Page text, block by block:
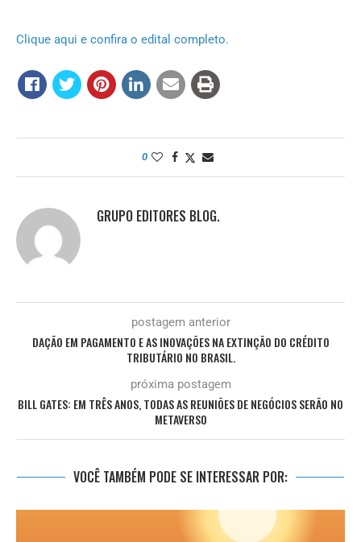
Clique aqui e confira o edital completo.
0
GRUPO EDITORES BLOG.
postagem anterior
DAÇÃO EM PAGAMENTO E AS INOVAÇÕES NA EXTINÇÃO DO CRÉDITO
TRIBUTÁRIO NO BRASIL.
próxima postagem
BILL GATES: EM TRÊS ANOS, TODAS AS REUNIÕES DE NEGÓCIOS SERÃO NO
METAVERSO
VOCÊ TAMBÉM PODE SE INTERESSAR POR: